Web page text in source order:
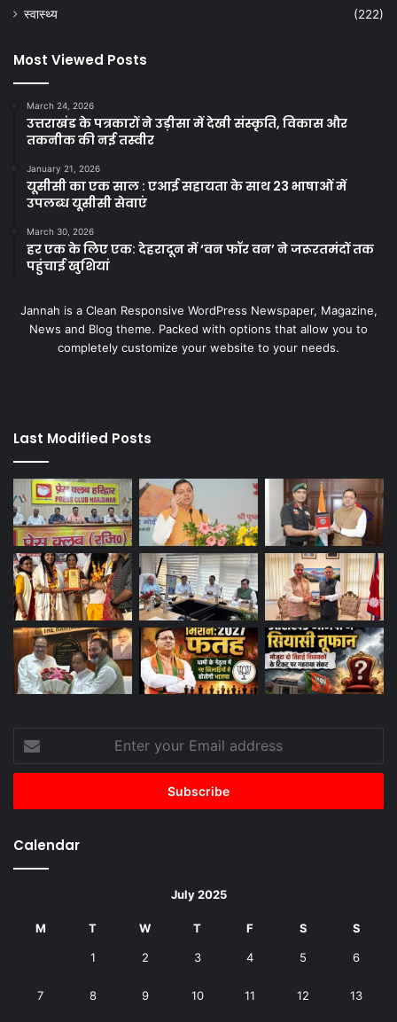
स्वास्थ्य
(222)
Most Viewed Posts
March 24, 2026
उत्तराखंड के पत्रकारों ने उड़ीसा में देखी संस्कृति, विकास और
तकनीक की नई तस्वीर
January 21, 2026
यूसीसी का एक साल : एआई सहायता के साथ 23 भाषाओं में
उपलब्ध यूसीसी सेवाएं
March 30, 2026
हर एक के लिए एक: देहरादून में ‘वन फॉर वन’ ने जरूरतमंदों तक
पहुंचाई खुशियां
Jannah is a Clean Responsive WordPress Newspaper, Magazine,
News and Blog theme. Packed with options that allow you to
completely customize your website to your needs.
Last Modified Posts
your
Email
Calendar
July 2025
M T W T F S S
1 2 3 4 5 6
7 8 9 10 11 12 13